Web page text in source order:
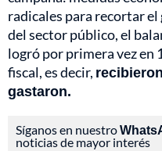
radicales para recortar el
del sector público, el
logró por primera vez en
fiscal, es decir,
gastaron.
Síganos en nuestro
noticias de mayor interés